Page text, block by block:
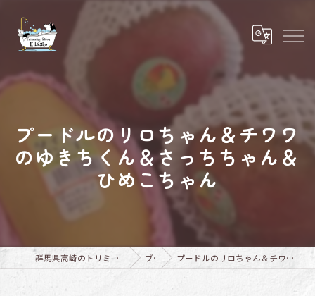
プードルのリロちゃん＆チワワ
のゆきちくん＆さっちちゃん＆
ひめこちゃん
群馬県高崎のトリミングならTrimming Salon E-basho ブログ プードルのリロちゃん＆チワワのゆきちくん＆さっちちゃん＆ひめこちゃん